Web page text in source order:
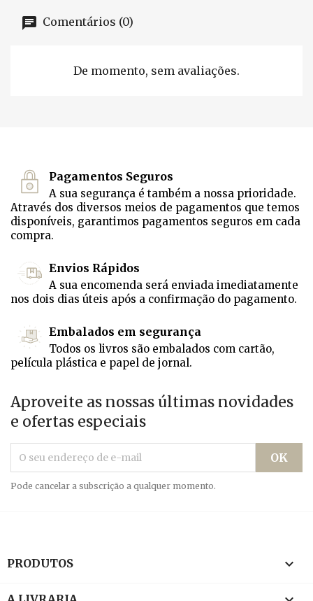
Comentários (0)
De momento, sem avaliações.
Pagamentos Seguros
A sua segurança é também a nossa prioridade.
Através dos diversos meios de pagamentos que temos
disponíveis, garantimos pagamentos seguros em cada
compra.
Envios Rápidos
A sua encomenda será enviada imediatamente
nos dois dias úteis após a confirmação do pagamento.
Embalados em segurança
Todos os livros são embalados com cartão,
película plástica e papel de jornal.
Aproveite as nossas últimas novidades
e ofertas especiais
Pode cancelar a subscrição a qualquer momento.
PRODUTOS 